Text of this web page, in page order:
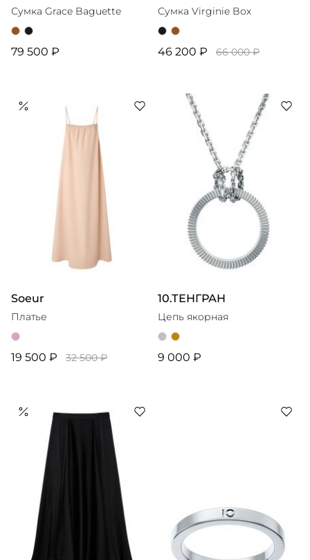
Сумка Grace Baguette
79 500 ₽
Сумка Virginie Box
46 200 ₽ 66 000 ₽
Soeur
Платье
19 500 ₽ 32 500 ₽
10.ТЕНГРАН
Цепь якорная
9 000 ₽